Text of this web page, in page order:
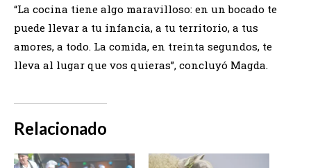
“La cocina tiene algo maravilloso: en un bocado te
puede llevar a tu infancia, a tu territorio, a tus
amores, a todo. La comida, en treinta segundos, te
lleva al lugar que vos quieras”, concluyó Magda.
Relacionado